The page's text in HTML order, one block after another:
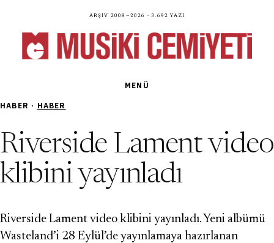
Arşiv 2008—2026 · 3.692 yazı
MENÜ
HABER · HABER
Riverside Lament video
klibini yayınladı
Riverside Lament video klibini yayınladı. Yeni albümü
Wasteland’i 28 Eylül’de yayınlamaya hazırlanan